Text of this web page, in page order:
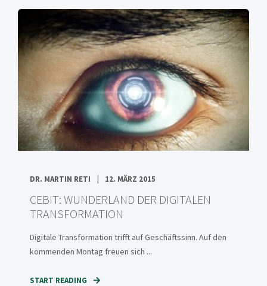
DR. MARTIN RETI 12. MÄRZ 2015
CEBIT: WUNDERLAND DER DIGITALEN
TRANSFORMATION
Digitale Transformation trifft auf Geschäftssinn. Auf den
kommenden Montag freuen sich ...
START READING